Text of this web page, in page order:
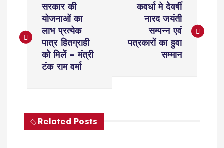
s
a
सरकार की
योजनाओं का
लाभ प्रत्येक
पात्र हितग्राही
को मिलें – मंत्री
टंक राम वर्मा
कवर्धा मे देवर्षी
नारद जयंती
सम्पन्न एवं
पत्रकारों का हुवा
सम्मान
Related Posts